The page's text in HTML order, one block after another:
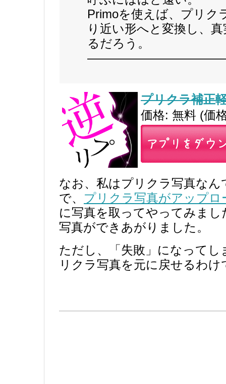
Primoを使えば、プリク
り近い形へと変換し、
るだろう。
プリクラ補正
価格: 無料 (価
なお、私はプリクラ写真な
で、 プリクラ写真がアップ
に写真を取ってやってみま
写真ができあがりました。
ただし、「失敗」になって
リクラ写真を元に戻せるわ